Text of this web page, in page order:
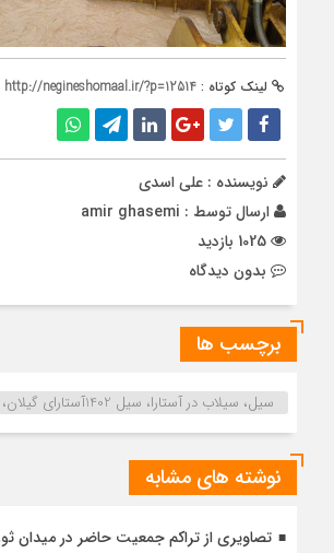
لینک کوتاه : http://negineshomaal.ir/?p=12514
نویسنده : علی اسدی
ارسال توسط : amir ghasemi
بدون دیدگاه
برچسب ها
سیل، سیلاب در آستارا، سیل 1402آستارای گیلان، نگین شمال
نوشته های مشابه
تصاویری از تراکم جمعیت حاضر در میدان